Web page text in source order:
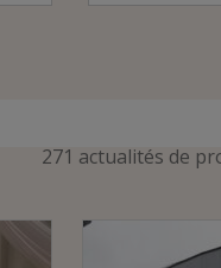
271 actualités de